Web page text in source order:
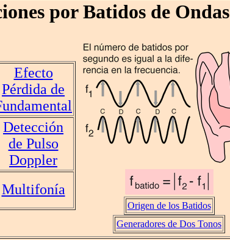
por Batidos de Ondas
Efecto
Pérdida de
Detección
de Pulso
Doppler
Multifonía
Origen de los Batidos
Generadores de Dos Tonos